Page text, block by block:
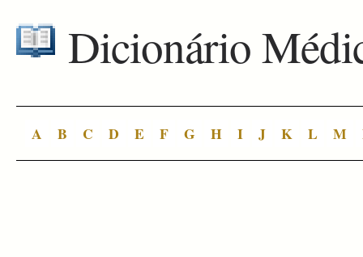
Dicionário
A B C D E F G H I J K L M